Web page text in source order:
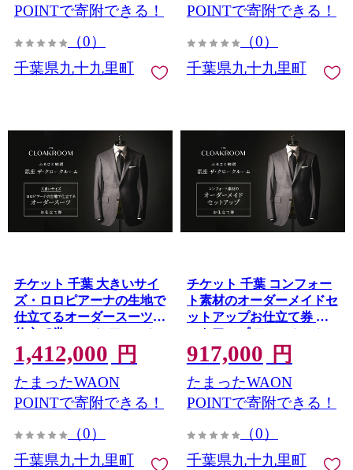
POINTで寄附できる！
（0）
千葉県九十九里町
POINTで寄附できる！
（0）
千葉県九十九里町
チケット 千葉 大きいサイ
ズ・ロロピアーナの生地で
仕立てるオーダースーツお
仕立て券 スーツ ファッシ
ョン 仕立て オーダー 利用
券 利用チケット 商品券 九
十九里町 千葉県
1,412,000 円
たまったWAON
POINTで寄附できる！
（0）
千葉県九十九里町
チケット 千葉 コンフォー
ト素材のオーダーメイドセ
ットアップお仕立て券 セ
ットアップ ファッション
仕立て オーダーメイド 利
用券 利用チケット 商品券
九十九里町 千葉県
917,000 円
たまったWAON
POINTで寄附できる！
（0）
千葉県九十九里町